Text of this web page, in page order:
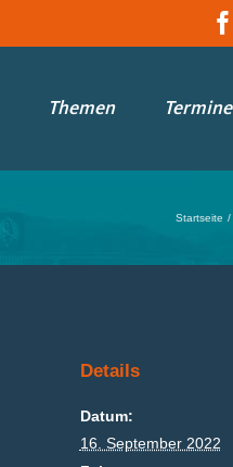
Themen Termine
Startseite
Details
Datum:
16. September 2022